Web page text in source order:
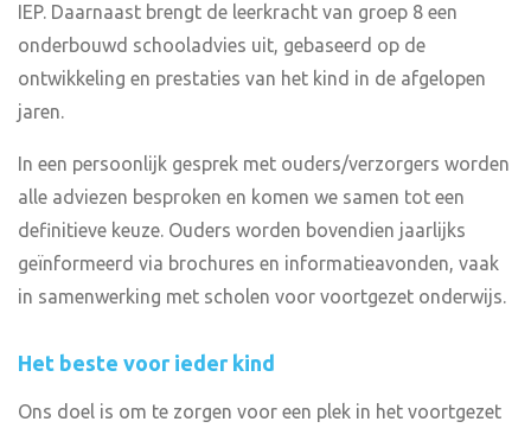
IEP. Daarnaast brengt de leerkracht van groep 8 een
onderbouwd schooladvies uit, gebaseerd op de
ontwikkeling en prestaties van het kind in de afgelopen
jaren.
In een persoonlijk gesprek met ouders/verzorgers worden
alle adviezen besproken en komen we samen tot een
definitieve keuze. Ouders worden bovendien jaarlijks
geïnformeerd via brochures en informatieavonden, vaak
in samenwerking met scholen voor voortgezet onderwijs.
Het beste voor ieder kind
Ons doel is om te zorgen voor een plek in het voortgezet